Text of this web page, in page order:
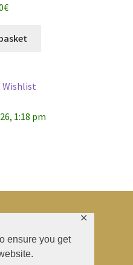
ensure you get
✕
€
Wishlist
1:18 pm
.Contact